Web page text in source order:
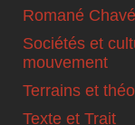
Romané Chavé
Sociétés et
mouvement
Terrains et
Texte et Trait